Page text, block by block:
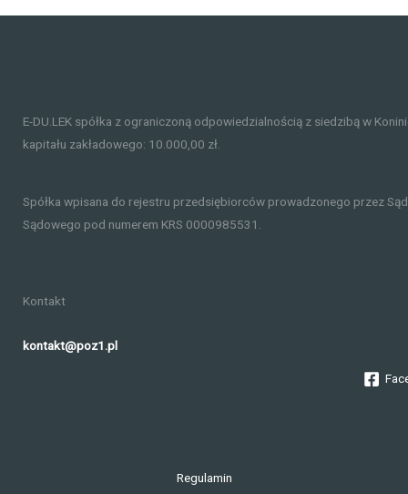
E-DU.LEK spółka z ograniczoną odpowiedzialnością z siedzibą w
kapitału zakładowego: 10.000,00 zł.
Spółka wpisana do rejestru przedsiębiorców prowadzonego przez
Sądowego pod numerem KRS 0000985531.
Kontakt
kontakt@poz1.pl
Regulamin